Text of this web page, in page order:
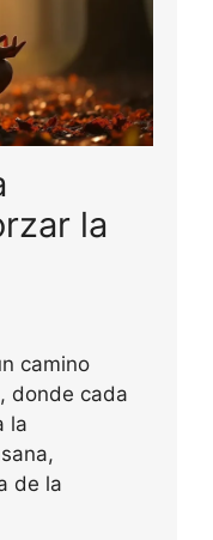
la
camino
donde cada
la
de la